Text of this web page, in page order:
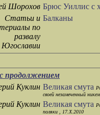
Шорохов Брюс Уиллис с
Статьи и
по
развалу
Югославии
Балканы
продолжением
Куклин Великая смута
своей незамеченный
Куклин Великая смута
поляки , 17.X.2010